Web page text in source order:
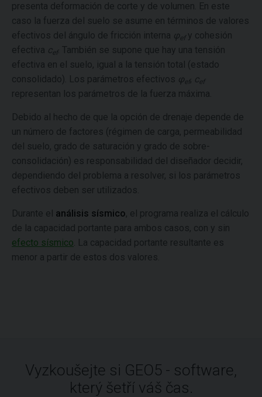
presenta deformación de corte y de volumen. En este
caso la fuerza del suelo se asume en términos de valores
efectivos del ángulo de fricción interna φef y cohesión
efectiva c ef . También se supone que hay una tensión
efectiva en el suelo, igual a la tensión total (estado
consolidado). Los parámetros efectivos φef, c ef
representan los parámetros de la fuerza máxima.
Debido al hecho de que la opción de drenaje depende de
un número de factores (régimen de carga, permeabilidad
del suelo, grado de saturación y grado de sobre-
consolidación) es responsabilidad del diseñador decidir,
dependiendo del problema a resolver, si los parámetros
efectivos deben ser utilizados.
Durante el análisis sísmico, el programa realiza el cálculo
de la capacidad portante para ambos casos, con y sin
efecto sísmico . La capacidad portante resultante es
menor a partir de estos dos valores.
Vyzkoušejte si GEO5 - software,
který šetří váš čas.